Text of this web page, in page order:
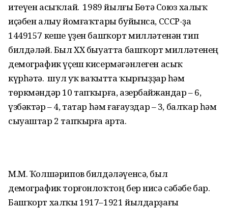
итеүен асыҡлай. Ә 1989 йылғы Бөтә Союз халыҡ
иҫәбен алыу йомғаҡтары буйынса, СССР-ҙа
1449157 кеше үҙен башҡорт милләтенән тип
билдәләй. Был XX быуатта башҡорт милләтенең
демографик үҫеш кисермәгәнлеген асыҡ
күрһәтә. Ә шул уҡ ваҡытта ҡырғыҙҙар һәм
төркмәндәр 10 тапҡырға, азербайжандар – 6,
үзбәктәр – 4, татар һәм ғағауздар – 3, балҡар һәм
сыуаштар 2 тапҡырға арта.
М.М. Ҡолшәрипов билдәләүенсә, был
демографик торғонлоҡтоң бер нисә сәбәбе бар.
Башҡорт халҡы 1917–1921 йылдарҙағы